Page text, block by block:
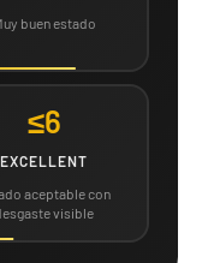
buen estado
≤6
EXCELLENT
aceptable con
visible